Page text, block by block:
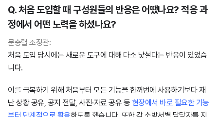
Q. 처음 도입할 때 구성원들의 반응은 어땠나요? 적응 과
정에서 어떤 노력을 하셨나요?
문충렬 조정관:
처음 도입 당시에는 새로운 도구에 대해 다소 낯설다는 반응이 있었습
니다.
이를 극복하기 위해 처음부터 모든 기능을 한꺼번에 사용하기보다 재
난 상황 공유, 공지 전달, 사진·자료 공유 등 현장에서 바로 필요한 기능